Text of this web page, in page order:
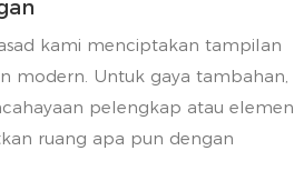
kami menciptakan tampilan
modern. Untuk gaya tambahan,
pelengkap atau elemen
ruang apa pun dengan